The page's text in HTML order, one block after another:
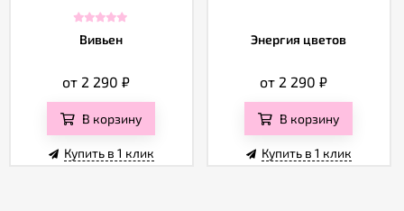
Вивьен
от 2 290 ₽
В корзину
Купить в 1 клик
Энергия цветов
от 2 290 ₽
В корзину
Купить в 1 клик